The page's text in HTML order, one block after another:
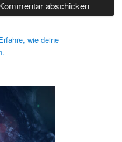
wie deine